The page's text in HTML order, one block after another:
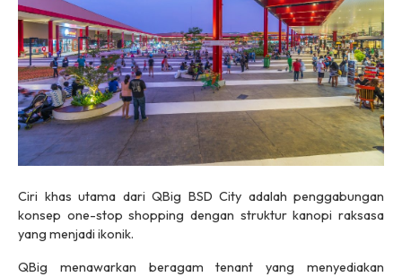
Ciri khas utama dari QBig BSD City adalah penggabungan
konsep one-stop shopping dengan struktur kanopi raksasa
yang menjadi ikonik.
QBig menawarkan beragam tenant yang menyediakan